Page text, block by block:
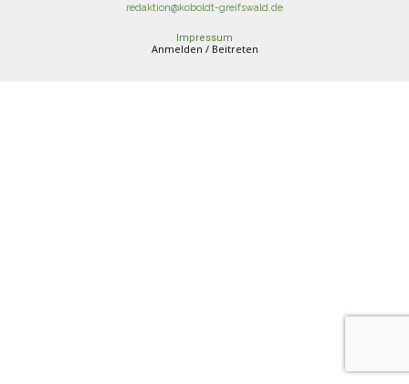
redaktion@koboldt-greifswald.de
Impressum
Anmelden / Beitreten